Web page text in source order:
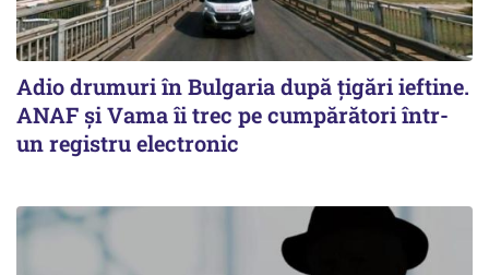
Adio drumuri în Bulgaria după țigări ieftine.
ANAF și Vama îi trec pe cumpărători într-
un registru electronic